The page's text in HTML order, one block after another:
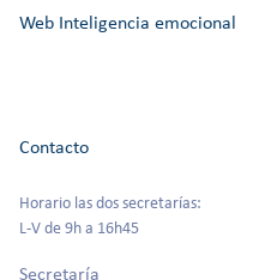
Web Inteligencia emocional
Contacto
Horario las dos secretarías:
L-V de 9h a 16h45
Secretaría